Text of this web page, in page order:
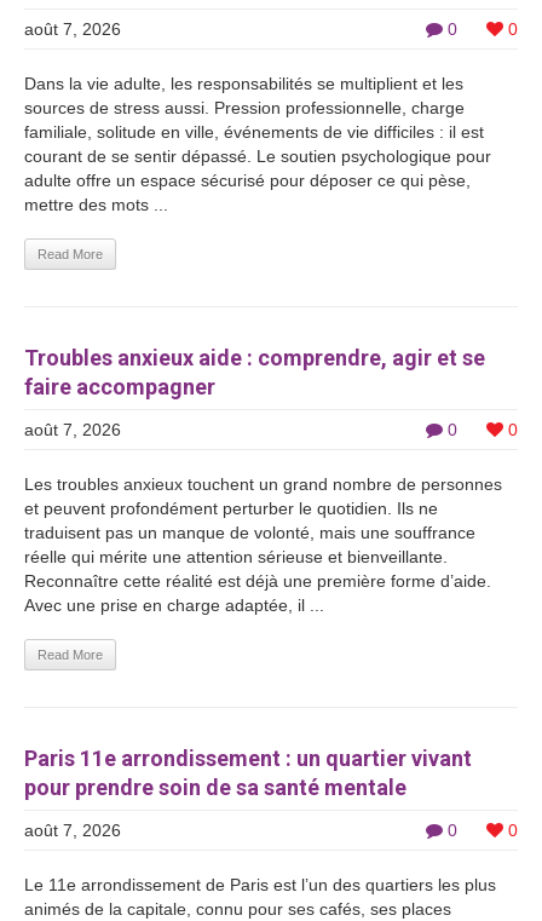
0 0
août 7, 2026
Dans la vie adulte, les responsabilités se multiplient et les
sources de stress aussi. Pression professionnelle, charge
familiale, solitude en ville, événements de vie difficiles : il est
courant de se sentir dépassé. Le soutien psychologique pour
adulte offre un espace sécurisé pour déposer ce qui pèse,
mettre des mots ...
Read More
Troubles anxieux aide : comprendre, agir et se
faire accompagner
0 0
août 7, 2026
Les troubles anxieux touchent un grand nombre de personnes
et peuvent profondément perturber le quotidien. Ils ne
traduisent pas un manque de volonté, mais une souffrance
réelle qui mérite une attention sérieuse et bienveillante.
Reconnaître cette réalité est déjà une première forme d’aide.
Avec une prise en charge adaptée, il ...
Read More
Paris 11e arrondissement : un quartier vivant
pour prendre soin de sa santé mentale
0 0
août 7, 2026
Le 11e arrondissement de Paris est l’un des quartiers les plus
animés de la capitale, connu pour ses cafés, ses places